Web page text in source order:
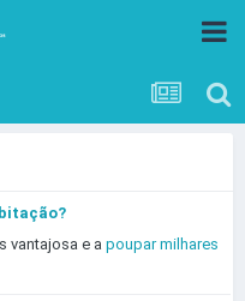
vantajosa e a poupar milhares